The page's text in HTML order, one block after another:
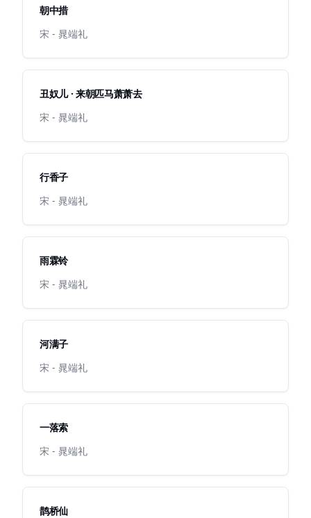
朝中措
宋 - 晁端礼
丑奴儿 · 来朝匹马萧萧去
宋 - 晁端礼
行香子
宋 - 晁端礼
雨霖铃
宋 - 晁端礼
河满子
宋 - 晁端礼
一落索
宋 - 晁端礼
鹊桥仙